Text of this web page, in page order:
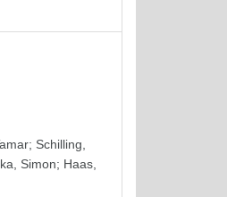
; Schilling,
Simon; Haas,